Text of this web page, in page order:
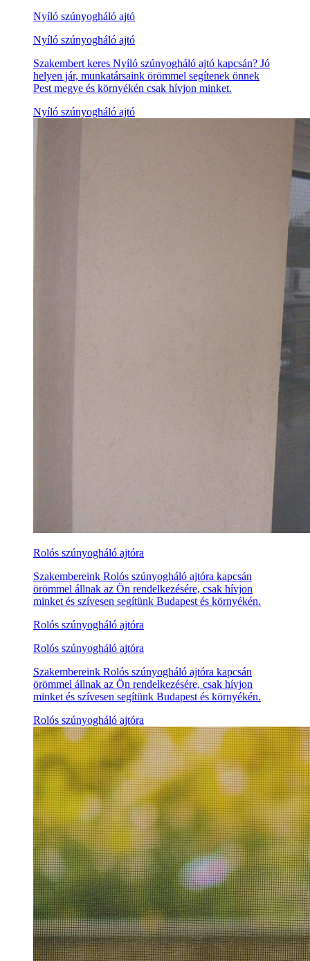
Nyíló szúnyogháló ajtó
Nyíló szúnyogháló ajtó
Szakembert keres Nyíló szúnyogháló ajtó kapcsán? Jó
helyen jár, munkatársaink örömmel segítenek önnek
Pest megye és környékén csak hívjon minket.
Nyíló szúnyogháló ajtó
Rolós szúnyogháló ajtóra
Szakembereink Rolós szúnyogháló ajtóra kapcsán
örömmel állnak az Ön rendelkezésére, csak hívjon
minket és szívesen segítünk Budapest és környékén.
Rolós szúnyogháló ajtóra
Rolós szúnyogháló ajtóra
Szakembereink Rolós szúnyogháló ajtóra kapcsán
örömmel állnak az Ön rendelkezésére, csak hívjon
minket és szívesen segítünk Budapest és környékén.
Rolós szúnyogháló ajtóra